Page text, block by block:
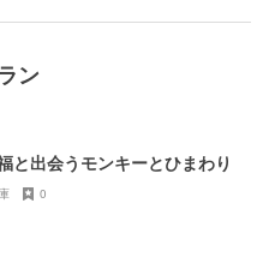
ン
と出会うモンキーとひまわり
0